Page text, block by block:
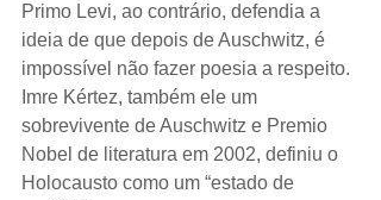
Primo Levi, ao contrário, defendia a
ideia de que depois de Auschwitz, é
impossível não fazer poesia a respeito.
Imre Kértez, também ele um
sobrevivente de Auschwitz e Premio
Nobel de literatura em 2002, definiu o
Holocausto como um “estado de